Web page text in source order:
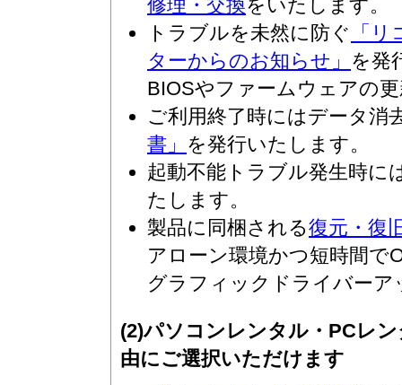
修理・交換をいたします。
トラブルを未然に防ぐ
「
ターからのお知らせ」 を発
BIOSやファームウェアの
ご利用終了時にはデータ消
書」 を発行いたします。
起動不能トラブル発生時に
たします。
製品に同梱される復元・復
アローン環境かつ短時間で
グラフィックドライバー
(2)パソコンレンタル・PCレ
由にご選択いただけます